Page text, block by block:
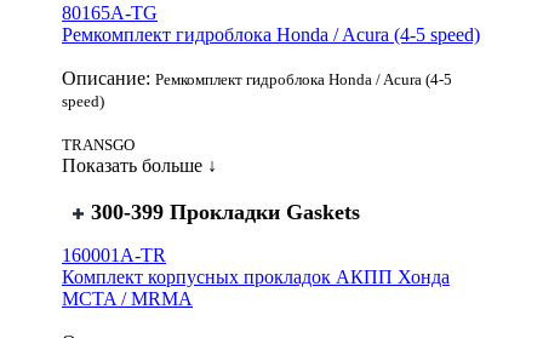
80165A-TG
Ремкомплект гидроблока Honda / Acura (4-5 speed)
Описание: Ремкомплект гидроблока Honda / Acura (4-5
speed)
TRANSGO
Показать больше ↓
300-399 Прокладки Gaskets
160001A-TR
Комплект корпусных прокладок АКПП Хонда
MCTA / MRMA